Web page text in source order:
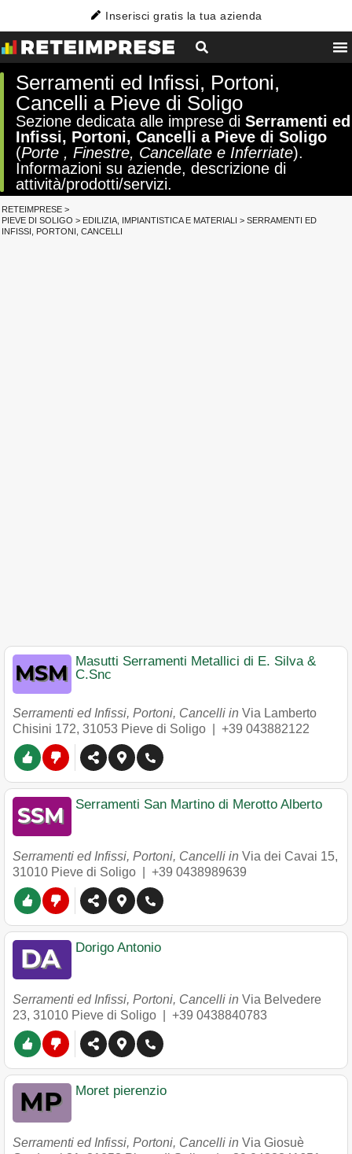
Inserisci gratis la tua azienda
Serramenti ed Infissi, Portoni,
Cancelli a Pieve di Soligo
Sezione dedicata alle imprese di Serramenti ed
Infissi, Portoni, Cancelli a Pieve di Soligo
(Porte , Finestre, Cancellate e Inferriate).
Informazioni su aziende, descrizione di
attività/prodotti/servizi.
RETEIMPRESE >
PIEVE DI SOLIGO > EDILIZIA, IMPIANTISTICA E MATERIALI > SERRAMENTI ED
INFISSI, PORTONI, CANCELLI
Masutti Serramenti Metallici di E. Silva &
C.Snc
Serramenti ed Infissi, Portoni, Cancelli in Via Lamberto
Chisini 172, 31053 Pieve di Soligo +39 043882122
Serramenti San Martino di Merotto Alberto
Serramenti ed Infissi, Portoni, Cancelli in Via dei Cavai 15,
31010 Pieve di Soligo +39 0438989639
Dorigo Antonio
Serramenti ed Infissi, Portoni, Cancelli in Via Belvedere
23, 31010 Pieve di Soligo +39 0438840783
Moret pierenzio
Serramenti ed Infissi, Portoni, Cancelli in Via Giosuè